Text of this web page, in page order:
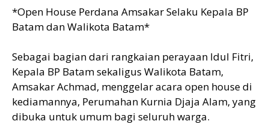
*Open House Perdana Amsakar Selaku Kepala BP
Batam dan Walikota Batam*
Sebagai bagian dari rangkaian perayaan Idul Fitri,
Kepala BP Batam sekaligus Walikota Batam,
Amsakar Achmad, menggelar acara open house di
kediamannya, Perumahan Kurnia Djaja Alam, yang
dibuka untuk umum bagi seluruh warga.